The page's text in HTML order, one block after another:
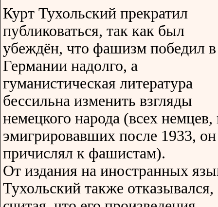
Курт Тухольский прекратил
публиковаться, так как был
убеждён, что фашизм победил в
Германии надолго, а
гуманистическая литература
бессильна изменить взгляды
немецкого народа (всех немцев,
эмигрировавших после 1933, он
причислял к фашистам).
От издания на иностранных
Тухольский также отказывался,